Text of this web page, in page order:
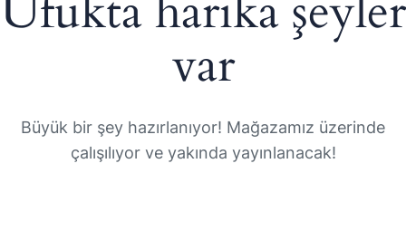
var
Büyük bir şey hazırlanıyor! Mağazamız üzerinde
çalışılıyor ve yakında yayınlanacak!